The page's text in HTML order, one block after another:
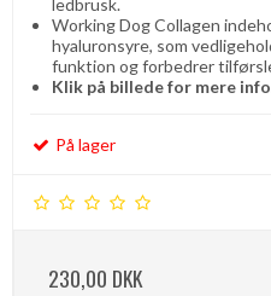
ledbrusk.
Working Dog Collagen
hyaluronsyre, som
funktion og forbedrer
Klik på billede for mere
På lager
230,00 DKK